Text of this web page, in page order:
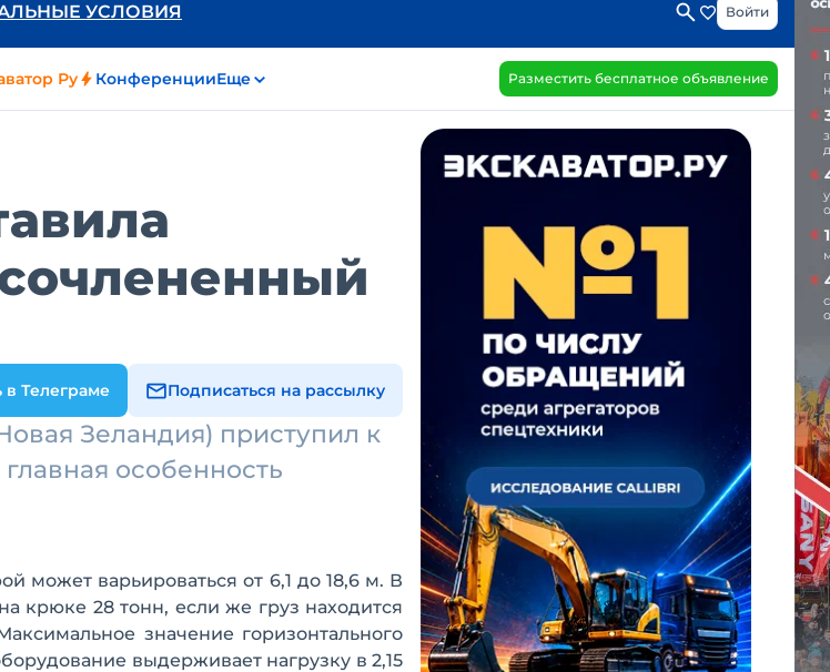
УСЛОВИЯ Войти
Ру КонференцииЕще Разместить бесплатное объявление
в Телеграме Подписаться на рассылку
Зеландия) приступил к
особенность
может варьироваться от 6,1 до 18,6 м. В
крюке 28 тонн, если же груз находится
значение горизонтального
выдерживает нагрузку в 2,15